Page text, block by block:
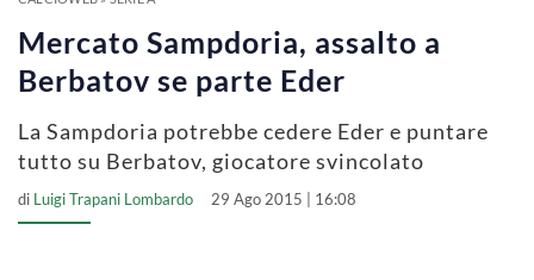
Mercato Sampdoria, assalto a
Berbatov se parte Eder
La Sampdoria potrebbe cedere Eder e puntare
tutto su Berbatov, giocatore svincolato
di Luigi Trapani Lombardo 29 Ago 2015 | 16:08